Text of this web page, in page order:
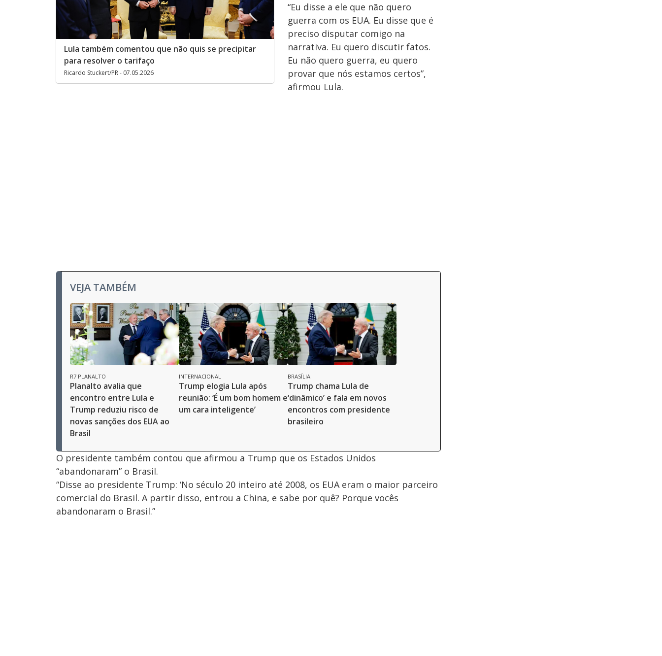
Lula também comentou que não quis se precipitar
para resolver o tarifaço
Ricardo Stuckert/PR - 07.05.2026
“Eu disse a ele que não quero
guerra com os EUA. Eu disse que é
preciso disputar comigo na
narrativa. Eu quero discutir fatos.
Eu não quero guerra, eu quero
provar que nós estamos certos”,
afirmou Lula.
VEJA TAMBÉM
R7 PLANALTO
Planalto avalia que
encontro entre Lula e
Trump reduziu risco de
novas sanções dos EUA ao
Brasil
INTERNACIONAL
Trump elogia Lula após
reunião: ‘É um bom homem e
um cara inteligente’
BRASÍLIA
Trump chama Lula de
‘dinâmico’ e fala em novos
encontros com presidente
brasileiro
O presidente também contou que afirmou a Trump que os Estados Unidos
“abandonaram” o Brasil.
“Disse ao presidente Trump: ‘No século 20 inteiro até 2008, os EUA eram o maior parceiro
comercial do Brasil. A partir disso, entrou a China, e sabe por quê? Porque vocês
abandonaram o Brasil.”